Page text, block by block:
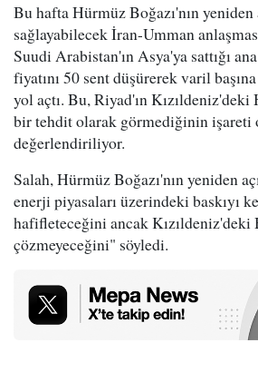
Bu hafta Hürmüz Boğazı'nın yeniden
sağlayabilecek İran-Umman
Suudi Arabistan'ın Asya'ya sattığı
fiyatını 50 sent düşürerek varil
yol açtı. Bu, Riyad'ın Kızıldeniz'deki
bir tehdit olarak görmediğinin işareti
değerlendiriliyor.
Salah, Hürmüz Boğazı'nın yeniden
enerji piyasaları üzerindeki baskıyı
hafifleteceğini ancak Kızıldeniz'deki
çözmeyeceğini" söyledi.